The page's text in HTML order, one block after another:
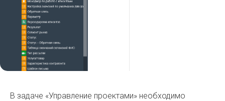
В задаче «Управление проектами» необходимо